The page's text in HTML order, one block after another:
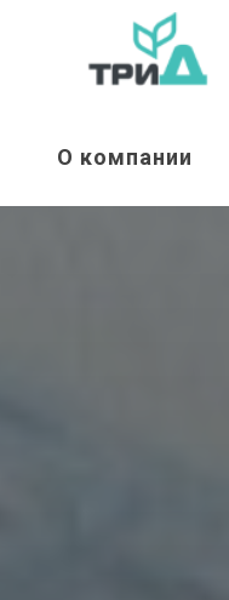
О компании